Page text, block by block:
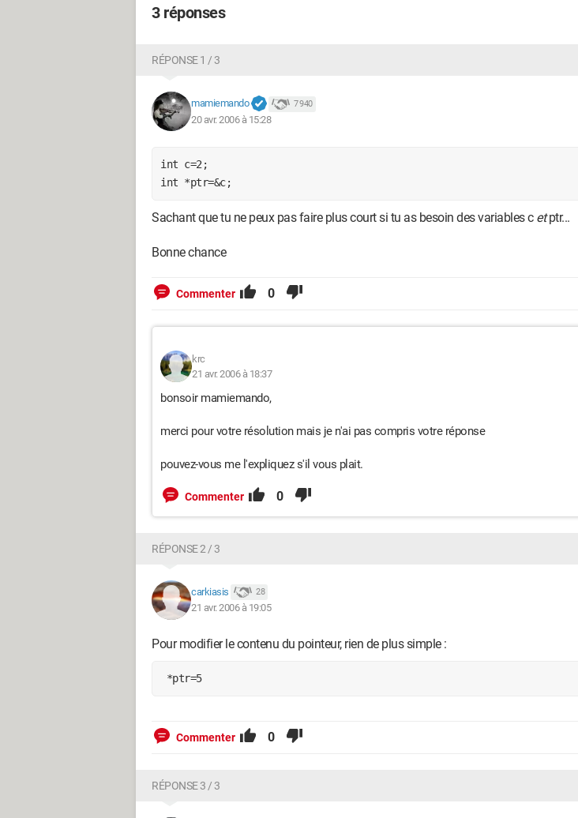
3 réponses
RÉPONSE 1 / 3
mamiemando 7 940
20 avr. 2006 à 15:28
int c=2;
Sachant que tu ne peux pas faire plus court si tu as besoin des variables c etptr...
Bonne chance
Commenter 0
krc
21 avr. 2006 à 18:37
bonsoir mamiemando,
merci pour votre résolution mais je n'ai pas compris votre réponse
pouvez-vous me l'expliquez s'il vous plait.
Commenter 0
RÉPONSE 2 / 3
carkiasis 28
21 avr. 2006 à 19:05
Pour modifier le contenu du pointeur, rien de plus simple :
*ptr=5
Commenter 0
RÉPONSE 3 / 3